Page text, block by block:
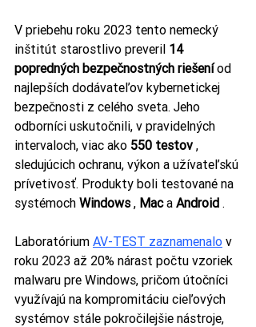
V priebehu roku 2023 tento nemecký
inštitút starostlivo preveril 14
popredných bezpečnostných riešení od
najlepších dodávateľov kybernetickej
bezpečnosti z celého sveta. Jeho
odborníci uskutočnili, v pravidelných
intervaloch, viac ako 550 testov ,
sledujúcich ochranu, výkon a užívateľskú
prívetivosť. Produkty boli testované na
systémoch Windows , Mac a Android .
Laboratórium AV-TEST zaznamenalo v
roku 2023 až 20% nárast počtu vzoriek
malwaru pre Windows, pričom útočníci
využívajú na kompromitáciu cieľových
systémov stále pokročilejšie nástroje,